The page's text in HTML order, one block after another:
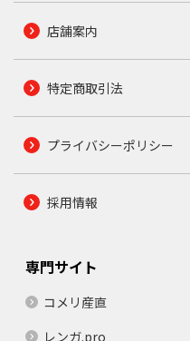
店舗案内
特定商取引法
プライバシーポリシー
採用情報
専門サイト
コメリ産直
レンガ.pro